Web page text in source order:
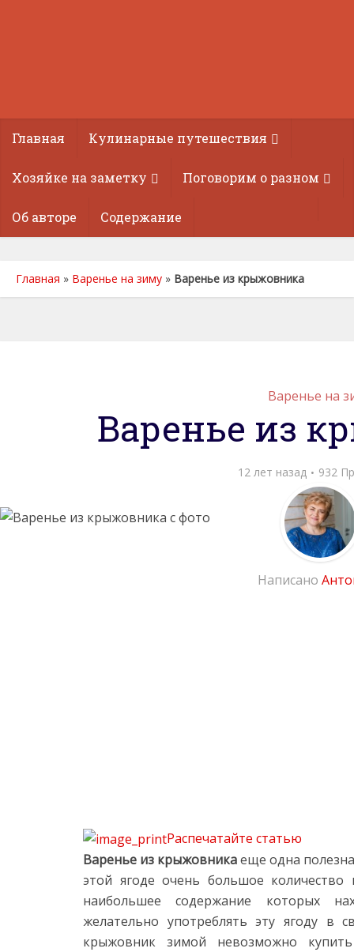
Главная Кулинарные путешествия
Хозяйке на заметку Поговорим о разном
Об авторе Содержание
Главная » Варенье на зиму » Варенье из крыжовника
Варенье на
Варенье из
12 лет назад 932
Написано
Распечатайте статью
Варенье из крыжовникаеще одна
этой ягоде очень большое
наибольшее содержание которых
желательно употреблять эту ягоду в
крыжовник зимой невозможно